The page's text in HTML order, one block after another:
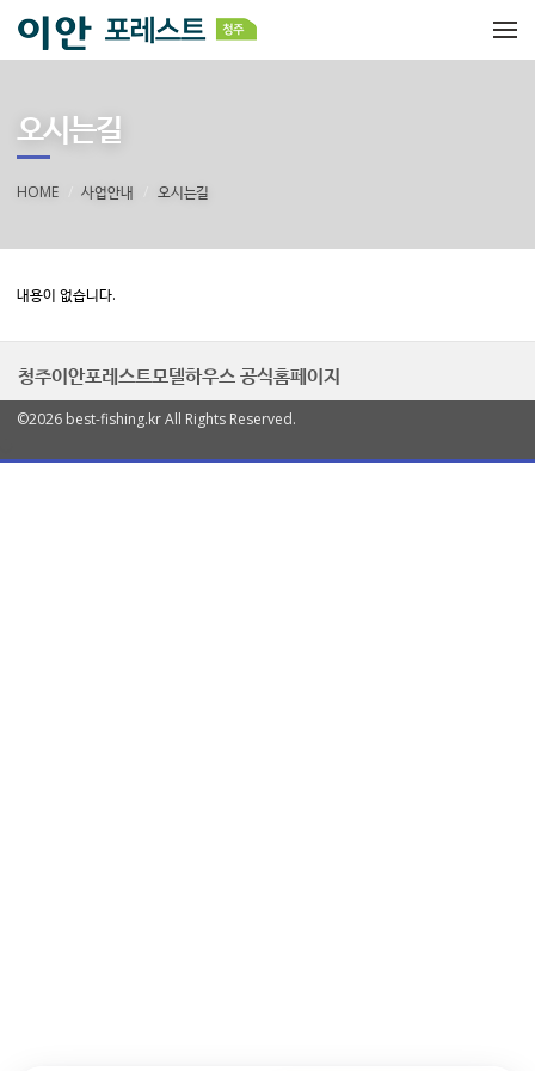
메뉴 건너뛰기
오시는길
HOME 사업안내 오시는길
내용이 없습니다.
청주이안포레스트모델하우스 공식홈페이지
©2026 best-fishing.kr All Rights Reserved.